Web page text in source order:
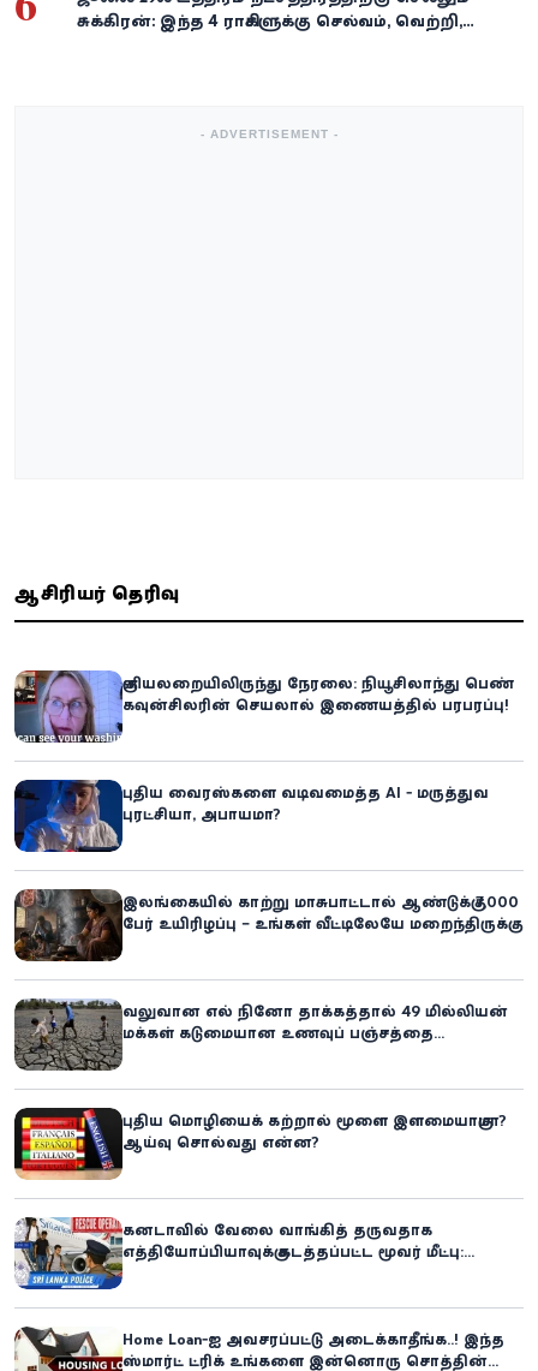
சுக்கிரன்: இந்த 4 ராசிகளுக்கு செல்வம், வெற்றி,
- ADVERTISEMENT -
ஆசிரியர் தெரிவு
குளியலறையிலிருந்து நேரலை: நியூசிலாந்து பெண்
கவுன்சிலரின் செயலால் இணையத்தில் பரபரப்பு!
புதிய வைரஸ்களை வடிவமைத்த AI - மருத்துவ
புரட்சியா, அபாயமா?
இலங்கையில் காற்று மாசுபாட்டால் ஆண்டுக்கு 7,000
பேர் உயிரிழப்பு – உங்கள் வீட்டிலேயே மறைந்திருக்கும்
வலுவான எல் நினோ தாக்கத்தால் 49 மில்லியன்
மக்கள் கடுமையான உணவுப் பஞ்சத்தை
புதிய மொழியைக் கற்றால் மூளை இளமையாகுமா?
ஆய்வு சொல்வது என்ன?
கனடாவில் வேலை வாங்கித் தருவதாக
எத்தியோப்பியாவுக்கு கடத்தப்பட்ட மூவர் மீட்பு:
Home Loan-ஐ அவசரப்பட்டு அடைக்காதீங்க..! இந்த
ஸ்மார்ட் ட்ரிக் உங்களை இன்னொரு சொத்தின்